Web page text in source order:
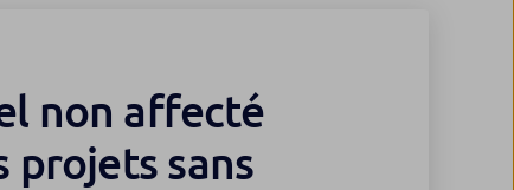
non affecté
projets sans